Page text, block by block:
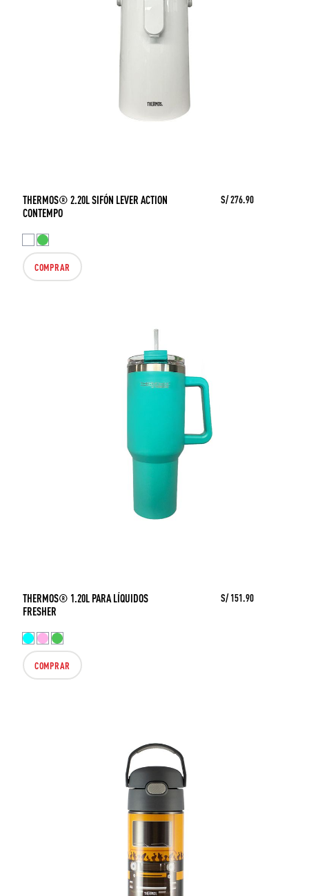
THERMOS® 2.20L SIFÓN LEVER ACTION
CONTEMPO
S/ 276.90
COMPRAR
THERMOS® 1.20L PARA LÍQUIDOS
FRESHER
S/ 151.90
COMPRAR